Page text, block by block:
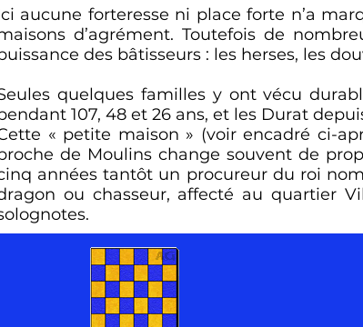
aucune forteresse ni place forte n’a
d’agrément. Toutefois de
des bâtisseurs : les herses, les
quelques familles y ont vécu
107, 48 et 26 ans, et les Durat
« petite maison » (voir encadré ci-
de Moulins change souvent de
années tantôt un procureur du roi
ou chasseur, affecté au quartier